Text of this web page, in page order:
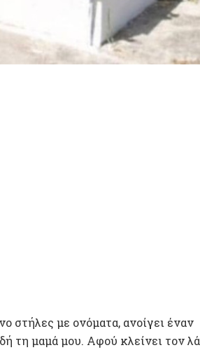
στήλες με ονόματα, ανοίγει έναν
τη μαμά μου. Αφού κλείνει τον